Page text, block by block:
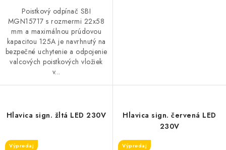
Poistkový odpínač SBI
MGN15717 s rozmermi 22x58
mm a maximálnou prúdovou
kapacitou 125A je navrhnutý na
bezpečné uchytenie a odpojenie
valcových poistkových vložiek
v...
Hlavica sign. žltá LED 230V
Výpredaj
Hlavica sign. červená LED
230V
Výpredaj